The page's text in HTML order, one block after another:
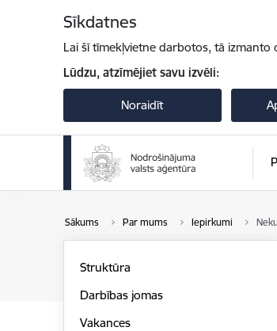
Sīkdatnes
Lai šī tīmekļvietne darbotos, tā izmanto
Lūdzu, atzīmējiet savu izvēli:
Noraidīt
Sākums Par mums Iepirkumi
Struktūra
Darbības jomas
Vakances